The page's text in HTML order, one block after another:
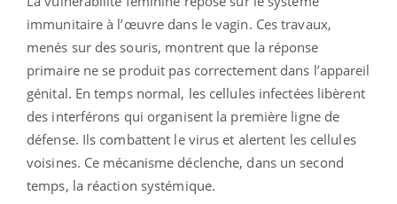
immunitaire à l’œuvre dans le vagin. Ces travaux,
menés sur des souris, montrent que la réponse
primaire ne se produit pas correctement dans l’appareil
génital. En temps normal, les cellules infectées libèrent
des interférons qui organisent la première ligne de
défense. Ils combattent le virus et alertent les cellules
voisines. Ce mécanisme déclenche, dans un second
temps, la réaction systémique.